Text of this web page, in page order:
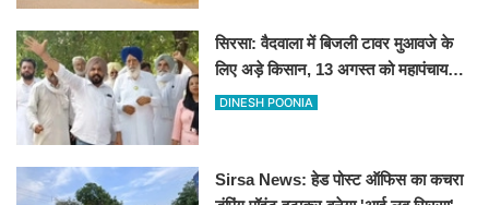
सिरसा: वैदवाला में बिजली टावर मुआवजे के
लिए अड़े किसान, 13 अगस्त को महापंचायत
का ऐलान
DINESH POONIA
Sirsa News: हेड पोस्ट ऑफिस का कचरा